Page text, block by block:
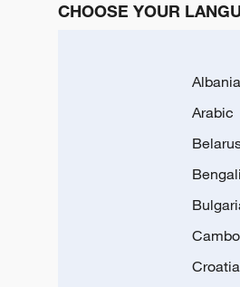
CHOOSE YOUR
Arabic
Bengali